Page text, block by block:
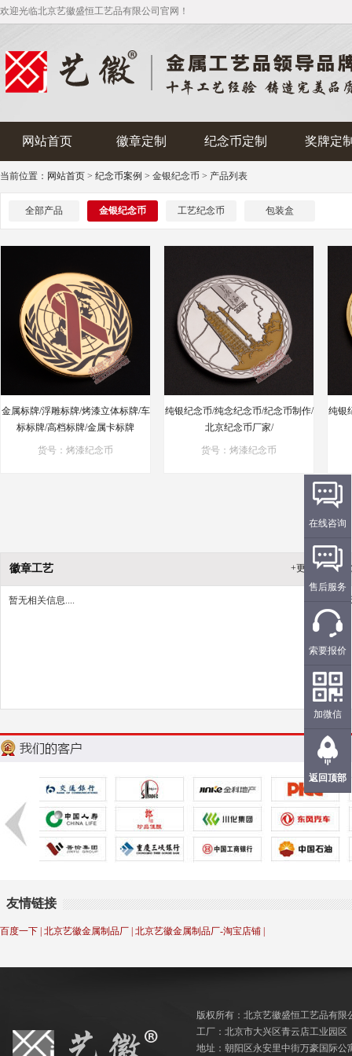
欢迎光临北京艺徽盛恒工艺品有限公司官网！
网站首页 徽章定制 纪念币定制 奖牌定
当前位置： 网站首页 > 纪念币案例 > 金银纪念币 > 产品列表
全部产品 金银纪念币 工艺纪念币 包装盒
金属标牌/浮雕标牌/烤漆立体标牌/车
标标牌/高档标牌/金属卡标牌
货号：烤漆纪念币
纯银纪念币/纯念纪念币/纪念币制作/
北京纪念币厂家/
货号：烤漆纪念币
纯银
徽章工艺 +更多
暂无相关信息....
友情链接
百度一下 北京艺徽金属制品厂 北京艺徽金属制品厂-淘宝店铺
版权所有：北京艺徽盛恒工艺品有限
工厂：北京市大兴区青云店工业园区
地址：朝阳区永安里中街万豪国际公
在线咨询
售后服务
索要报价
加微信
返回顶部